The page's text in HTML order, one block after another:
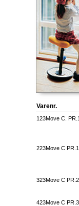
Varenr.
123Move C. PR.1
223Move C PR.1
323Move C PR.2
423Move C PR.3